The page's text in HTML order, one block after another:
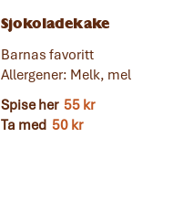
Sjokoladekake
Barnas favoritt
Allergener: Melk, mel
Spise her 55 kr
Ta med 50 kr